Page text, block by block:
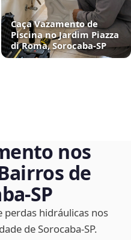
Caça Vazamento de
Piscina no Jardim Piazza
di Roma, Sorocaba‑SP
nos
de
perdas hidráulicas nos
de Sorocaba‑SP.